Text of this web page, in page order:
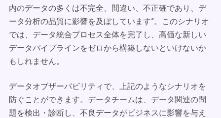
内のデータの多くは不完全、間違い、不正確であり、デ
ータ分析の品質に影響を及ぼしています”。このシナリオ
では、データ統合プロセス全体を完了し、高価な新しい
データパイプラインをゼロから構築しないといけないか
もしれません。
データオブザーバビリティで、上記のようなシナリオを
防ぐことができます。データチームは、データ関連の問
題を検出・診断し、不良データがビジネスに影響を与え